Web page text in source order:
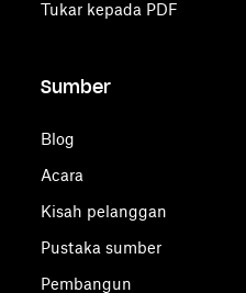
Tukar kepada PDF
Sumber
Blog
Acara
Kisah pelanggan
Pustaka sumber
Pembangun